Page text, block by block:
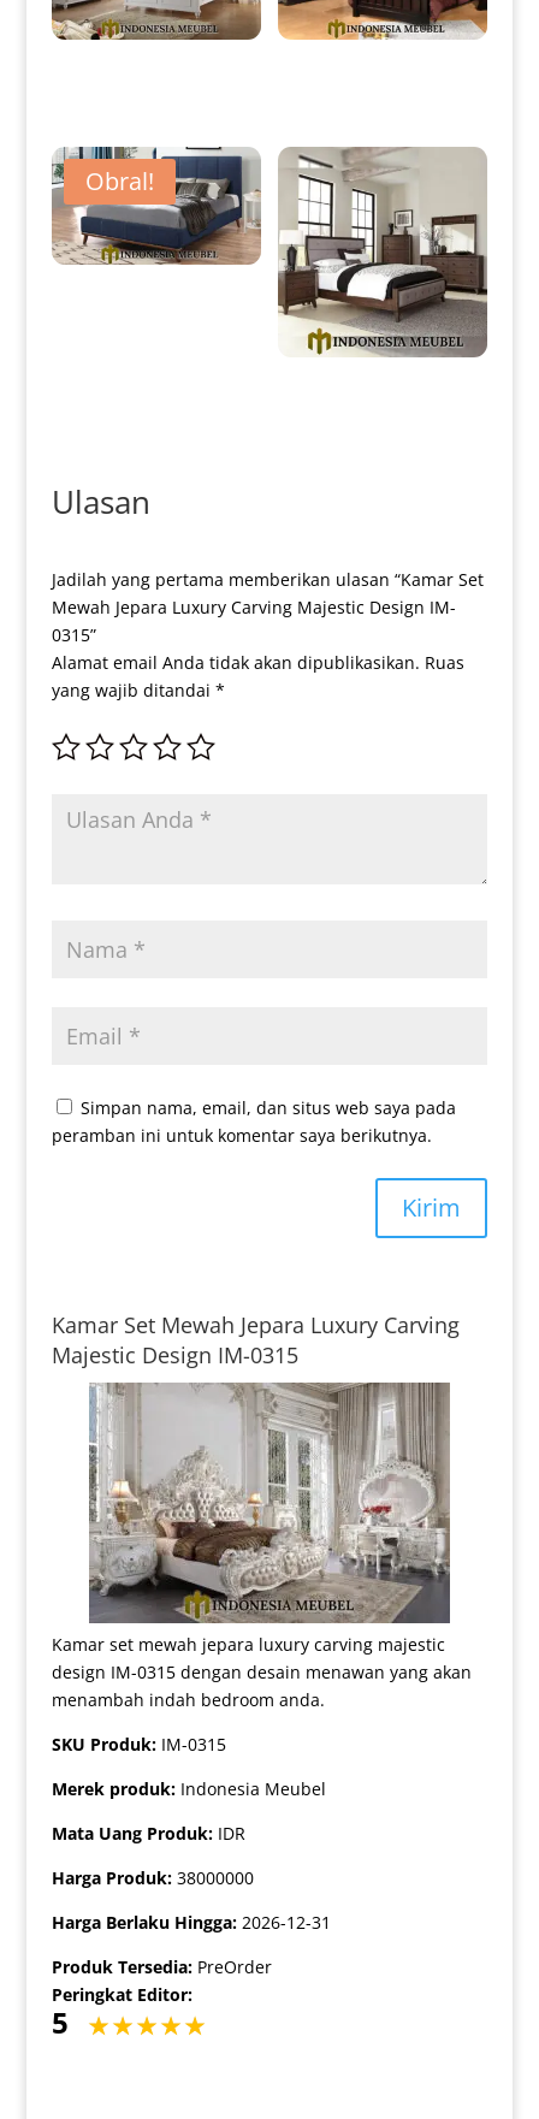
Obral!
Ulasan
Jadilah yang pertama memberikan ulasan “Kamar Set
Mewah Jepara Luxury Carving Majestic Design IM-
0315”
Alamat email Anda tidak akan dipublikasikan. Ruas
yang wajib ditandai *
Simpan nama, email, dan situs web saya pada
peramban ini untuk komentar saya berikutnya.
Kirim
Kamar Set Mewah Jepara Luxury Carving
Majestic Design IM-0315
Kamar set mewah jepara luxury carving majestic
design IM-0315 dengan desain menawan yang akan
menambah indah bedroom anda.
SKU Produk: IM-0315
Merek produk: Indonesia Meubel
Mata Uang Produk: IDR
Harga Produk: 38000000
Harga Berlaku Hingga: 2026-12-31
Produk Tersedia: PreOrder
Peringkat Editor:
5